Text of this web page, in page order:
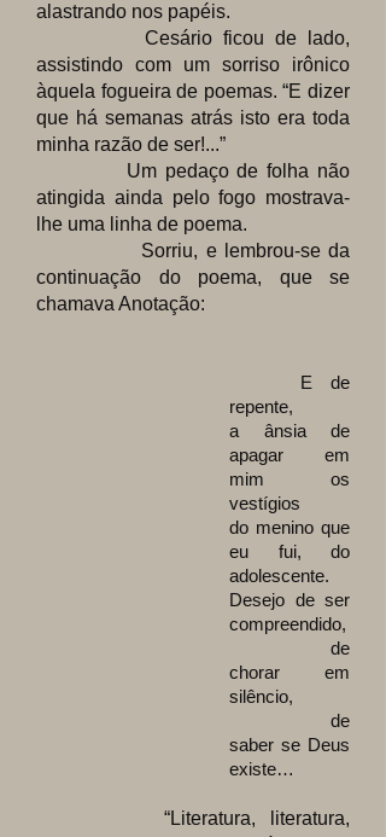
alastrando nos papéis.
Cesário ficou de lado,
assistindo com um sorriso irônico
àquela fogueira de poemas. “E dizer
que há semanas atrás isto era toda
minha razão de ser!...”
Um pedaço de folha não
atingida ainda pelo fogo mostrava-
lhe uma linha de poema.
Sorriu, e lembrou-se da
continuação do poema, que se
chamava Anotação:
E de
repente,
a ânsia de
apagar em
mim os
vestígios
do menino que
eu fui, do
adolescente.
Desejo de ser
compreendido,
de
chorar em
silêncio,
de
saber se Deus
existe…
“Literatura, literatura,